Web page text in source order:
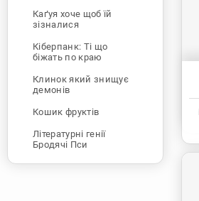
Каґуя хоче щоб їй
зізналися
Кіберпанк: Ті що
біжать по краю
Клинок який знищує
демонів
Кошик фруктів
Літературні генії
Бродячі Пси
Людина-бензопила